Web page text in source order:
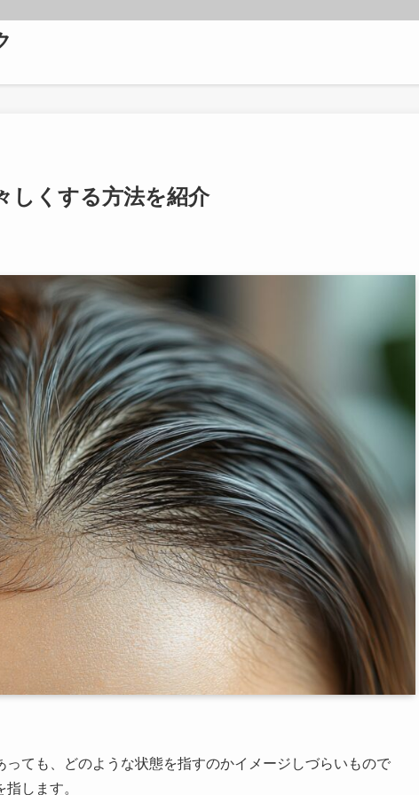
しくする方法を紹介
ても、どのような状態を指すのかイメージしづらいもので
します。